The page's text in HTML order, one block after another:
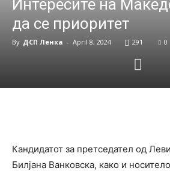
Интересите на
да се приоритет
By ДСП Ленка - April 8, 2024 291 0
Кандидатот за претседател од
Билјана Ванковска, како и